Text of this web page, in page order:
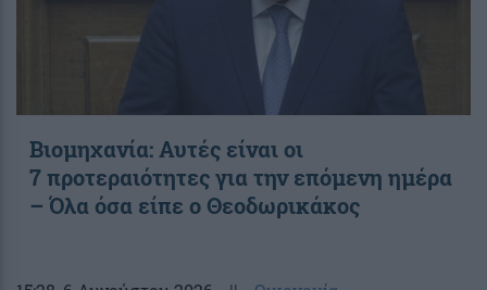
Βιομηχανία: Αυτές είναι οι
7 προτεραιότητες για την επόμενη ημέρα
– Όλα όσα είπε ο Θεοδωρικάκος